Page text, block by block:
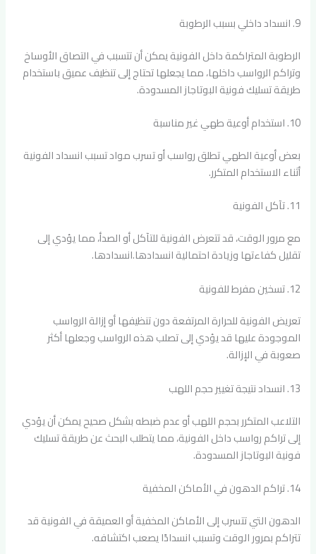
9. انسداد داخلي بسبب الرطوبة
الرطوبة المتراكمة داخل الفونية يمكن أن تتسبب في التصاق الأوساخ
وتراكم الرواسب داخلها، مما يجعلها تحتاج إلى تنظيف عميق باستخدام
طريقة تسليك فونية البوتاجاز المسدودة.
10. استخدام أوعية طهي غير مناسبة
بعض أوعية الطهي تطلق رواسب أو تسرب مواد تسبب انسداد الفونية
أثناء الاستخدام المتكرر.
11. تآكل الفونية
مع مرور الوقت، قد تتعرض الفونية للتآكل أو الصدأ، مما يؤدي إلى
تقليل كفاءتها وزيادة احتمالية انسدادها.انسدادها.
12. تسخين مفرط للفونية
تعريض الفونية للحرارة المرتفعة دون تنظيفها أو إزالة الرواسب
الموجودة عليها قد يؤدي إلى تصلب هذه الرواسب وجعلها أكثر
صعوبة في الإزالة.
13. انسداد نتيجة تغيير حجم اللهب
التلاعب المتكرر بحجم اللهب أو عدم ضبطه بشكل صحيح يمكن أن يؤدي
إلى تراكم رواسب داخل الفونية، مما يتطلب البحث عن طريقة تسليك
فونية البوتاجاز المسدودة.
14. تراكم الدهون في الأماكن المخفية
الدهون التي تتسرب إلى الأماكن المخفية أو العميقة في الفونية قد
تتراكم بمرور الوقت وتسبب انسدادًا يصعب اكتشافه.